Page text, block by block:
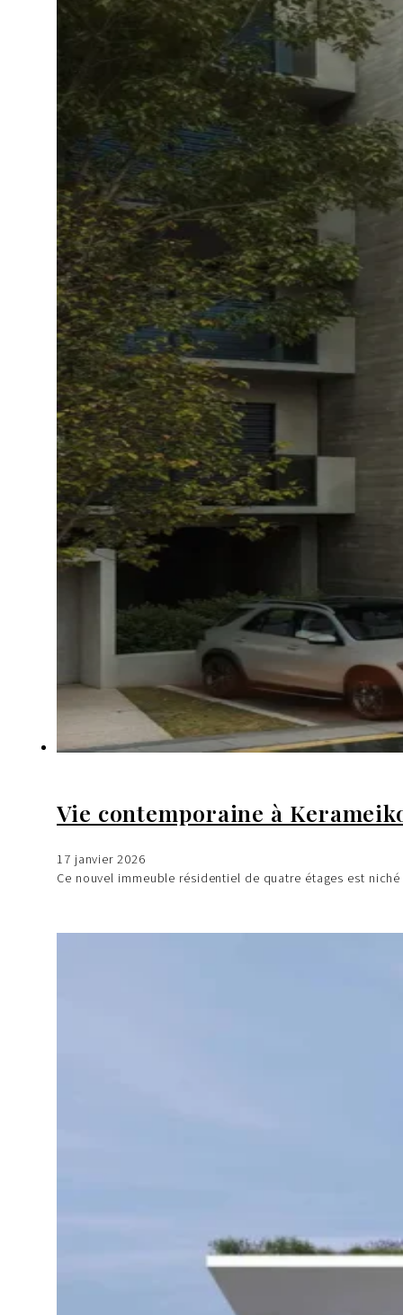
Vie contemporaine à
17 janvier 2026
Ce nouvel immeuble résidentiel de quatre étages est